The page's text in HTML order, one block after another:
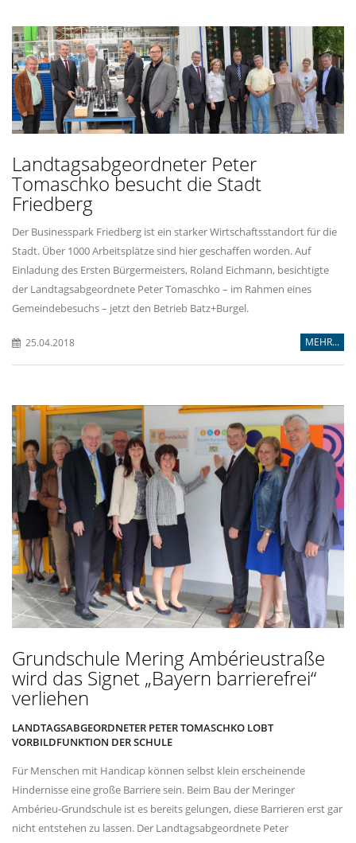
Landtagsabgeordneter Peter
Tomaschko besucht die Stadt
Friedberg
Der Businesspark Friedberg ist ein starker Wirtschaftsstandort für die
Stadt. Über 1000 Arbeitsplätze sind hier geschaffen worden. Auf
Einladung des Ersten Bürgermeisters, Roland Eichmann, besichtigte
der Landtagsabgeordnete Peter Tomaschko – im Rahmen eines
Gemeindebesuchs – jetzt den Betrieb Batz+Burgel.
25.04.2018 MEHR...
Grundschule Mering Ambérieustraße
wird das Signet „Bayern barrierefrei“
verliehen
LANDTAGSABGEORDNETER PETER TOMASCHKO LOBT
VORBILDFUNKTION DER SCHULE
Für Menschen mit Handicap können selbst klein erscheinende
Hindernisse eine große Barriere sein. Beim Bau der Meringer
Ambérieu-Grundschule ist es bereits gelungen, diese Barrieren erst gar
nicht entstehen zu lassen. Der Landtagsabgeordnete Peter